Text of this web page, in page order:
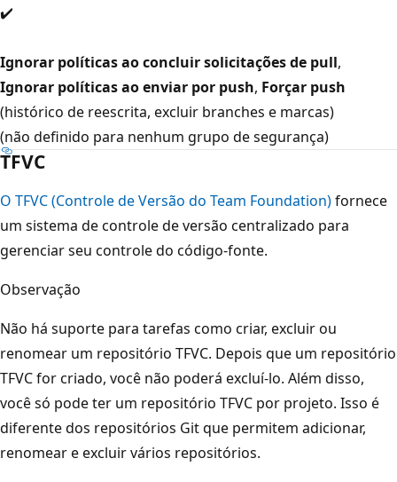
✔️
Ignorar políticas ao concluir solicitações de pull,
Ignorar políticas ao enviar por push, Forçar push
(histórico de reescrita, excluir branches e marcas)
(não definido para nenhum grupo de segurança)
TFVC
O TFVC (Controle de Versão do Team Foundation)fornece
um sistema de controle de versão centralizado para
gerenciar seu controle do código-fonte.
Observação
Não há suporte para tarefas como criar, excluir ou
renomear um repositório TFVC. Depois que um repositório
TFVC for criado, você não poderá excluí-lo. Além disso,
você só pode ter um repositório TFVC por projeto. Isso é
diferente dos repositórios Git que permitem adicionar,
renomear e excluir vários repositórios.